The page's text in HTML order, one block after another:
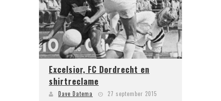
Excelsior, FC Dordrecht en
shirtreclame
Dave Datema 27 september 2015